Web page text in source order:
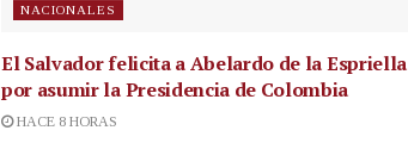
NACIONALES
El Salvador felicita a Abelardo de la Espriella
por asumir la Presidencia de Colombia
HACE 8 HORAS